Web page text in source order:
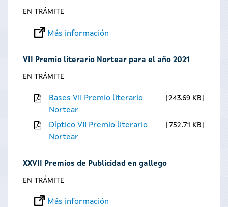
EN TRÁMITE
Más información
VII Premio literario Nortear para el año 2021
EN TRÁMITE
Bases VII Premio literario
Nortear
243.69 KB
Díptico VII Premio literario
Nortear
752.71 KB
XXVII Premios de Publicidad en gallego
EN TRÁMITE
Más información